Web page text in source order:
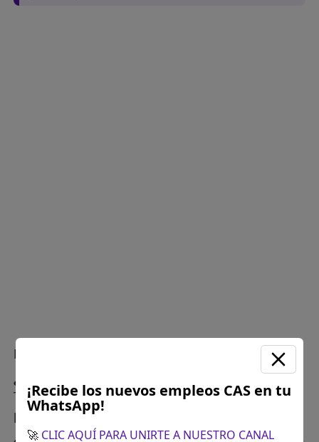
Plazo para postular:
¿Cómo postular?:
Tramite Documentario de la RSSCN (Mesa de
partes), hora: 8.00 am a 13:00 pm.
¡Recibe los nuevos empleos CAS en tu
WhatsApp!
🚀 CLIC AQUÍ PARA UNIRTE A NUESTRO CANAL